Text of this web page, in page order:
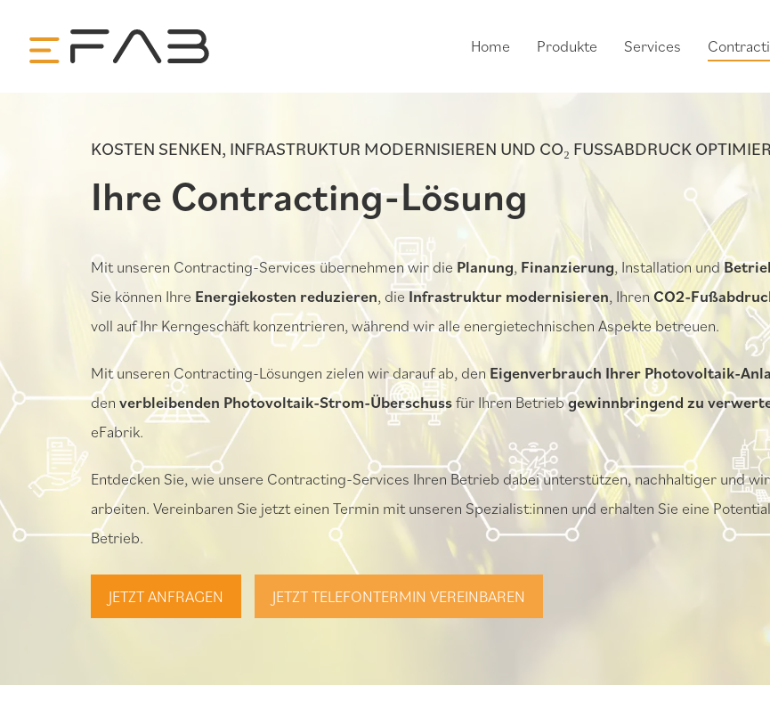
Home Produkte Services
KOSTEN SENKEN, INFRASTRUKTUR MODERNISIEREN UND CO₂ FUSSABDRUCK
Ihre Contracting-Lösung
Mit unseren Contracting-Services übernehmen wir die Planung, Finanzierung, Installation und
Sie können Ihre Energiekosten reduzieren, dieInfrastruktur modernisieren, IhrenCO2-
voll auf Ihr Kerngeschäft konzentrieren, während wir alle energietechnischen Aspekte betreuen.
Mit unseren Contracting-Lösungen zielen wir darauf ab, den Eigenverbrauch Ihrer Photovoltaik-
den verbleibenden Photovoltaik-Strom-Überschussfür Ihren Betriebgewinnbringend zu
eFabrik.
Entdecken Sie, wie unsere Contracting-Services Ihren Betrieb dabei unterstützen, nachhaltiger und
arbeiten. Vereinbaren Sie jetzt einen Termin mit unseren Spezialist:innen und erhalten Sie eine
Betrieb.
JETZT ANFRAGEN JETZT TELEFONTERMIN VEREINBAREN